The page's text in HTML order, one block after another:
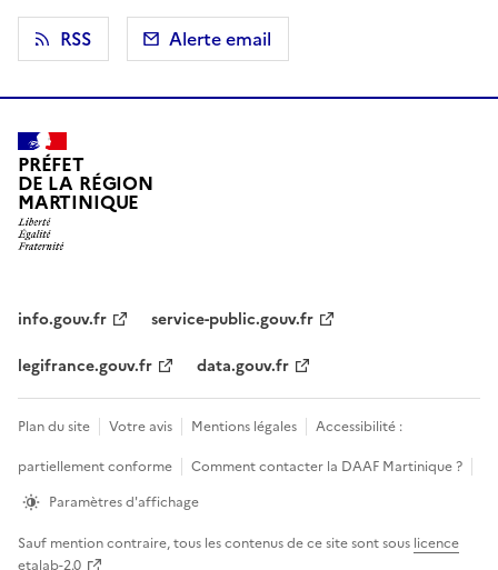
RSS
Alerte email
PRÉFET
DE LA RÉGION
MARTINIQUE
info.gouv.fr
service-public.gouv.fr
legifrance.gouv.fr
data.gouv.fr
Plan du site Votre avis Mentions légales
Accessibilité :
partiellement conforme
Comment contacter la DAAF Martinique ?
Paramètres d'affichage
Sauf mention contraire, tous les contenus de ce site sont sous licence
etalab-2.0